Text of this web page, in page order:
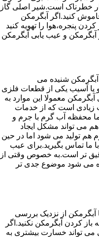
خطرناک است.شیر اصلی گاز
کنید.اگر آبگرمکن
کردن پنجره،هوا را تهویه کنید
و عیب یابی آبگرمکن
آبگرمکن شنیده می
آسیب یکی از قطعات فلزی
معمولا این موارد به
است که از خدمات
محفظه آب گرم با جرم و
می تواند مشکل ایجاد
تولید می شود اما در حین
ما تماس بگیرید.برای عیب
تر است.به خصوص وقتی از
می شود موضوع جدی تر
آبگرمکن از نزدیک بررسی
کردن آبگرمکن نکنید.اگر
می تواند خسارت بیشتری به